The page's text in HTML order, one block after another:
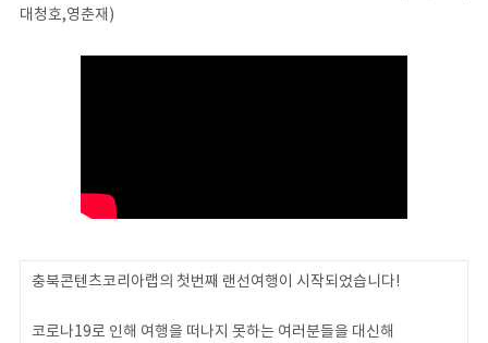
대청호,영춘재)
충북콘텐츠코리아랩의 첫번째 랜선여행이 시작되었습니다!
코로나19로 인해 여행을 떠나지 못하는 여러분들을 대신해